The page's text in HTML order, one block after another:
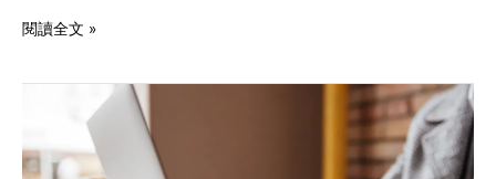
設
的
閱讀全文 »
在
網